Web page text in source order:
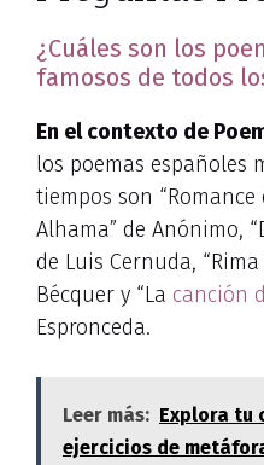
¿Cuáles son los
famosos de todos
En el contexto de
los poemas españoles
tiempos son
Alhama” de Anónimo,
de Luis Cernuda,
Bécquer y “La canción
Espronceda.
Leer más: Explora tu
ejercicios de